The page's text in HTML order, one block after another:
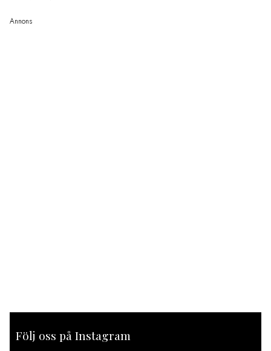
Annons
Följ oss på Instagram